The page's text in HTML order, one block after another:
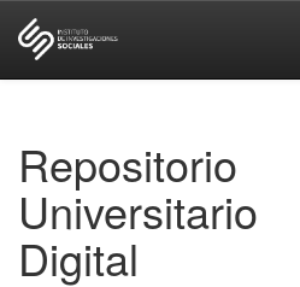
Repositorio
Universitario
Digital